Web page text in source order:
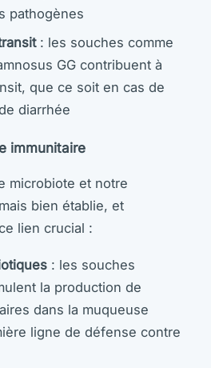
pathogènes
: les souches comme
GG contribuent à
que ce soit en cas de
diarrhée
immunitaire
microbiote et notre
bien établie, et
lien crucial :
: les souches
la production de
dans la muqueuse
ligne de défense contre